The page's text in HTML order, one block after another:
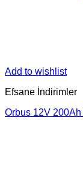
Add to wishlist
Efsane İndirimler
Orbus 12V